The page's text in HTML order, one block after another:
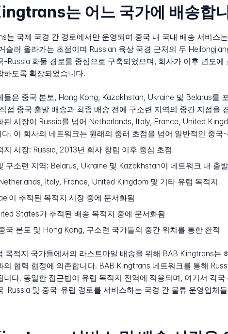
는 어느 국가에 배송합
는 국제 국경 간 경로에서만 운영되며 중국 내 국내 배송 서비스
슬러 올라가는 초점이며 Russian 육상 국경 근처의 두
-Russia 화물 경로를 중심으로 구축되었으며, 회사가 이후 년도
하도록 확장되었습니다.
들은 중국 본토, Hong Kong, Kazakhstan, Ukraine 및 Belarus를
접 중국 출발 배송과 최종 배송 전에 구소련 지역의 중간 지점을
된 시장이 Russia를 넘어 Netherlands, Italy, France, United
. 이 회사의 네트워크는 원래의 중러 초점을 넘어 일반적인 중
지 시장: Russia, 2013년 회사 창립 이후 중심 초점
구소련 지역: Belarus, Ukraine 및 Kazakhstan이 네트워크 내 출
Italy, France, United Kingdom 및 기타 유럽 목적지
이 추적된 목적지 시장 중에 문서화됨
States가 추적된 배송 목적지 중에 문서화됨
국 본토 및 Hong Kong, 구소련 국가들의 중간 위치를 통한 환적
목적지 국가들에서의 라스트마일 배송을 위해 BAB Kingtrans
의 협력 협정에 의존합니다. BAB Kingtrans 네트워크를 통해
니다. 동일한 접근법이 유럽 목적지 전역에 적용되며, 여기서 각
-Russia 및 중국-유럽 경로를 서비스하는 국경 간 물류 운영업체